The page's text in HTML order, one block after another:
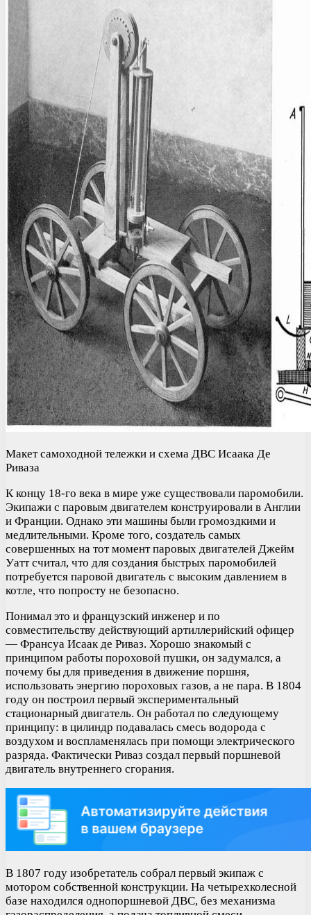
Макет самоходной тележки и схема ДВС Исаака Де
Риваза
К концу 18-го века в мире уже существовали паромобили.
Экипажи с паровым двигателем конструировали в Англии
и Франции. Однако эти машины были громоздкими и
медлительными. Кроме того, создатель самых
совершенных на тот момент паровых двигателей Джейм
Уатт считал, что для создания быстрых паромобилей
потребуется паровой двигатель с высоким давлением в
котле, что попросту не безопасно.
Понимал это и французский инженер и по
совместительству действующий артиллерийский офицер
— Франсуа Исаак де Риваз. Хорошо знакомый с
принципом работы пороховой пушки, он задумался, а
почему бы для приведения в движение поршня,
использовать энергию пороховых газов, а не пара. В 1804
году он построил первый экспериментальный
стационарный двигатель. Он работал по следующему
принципу: в цилиндр подавалась смесь водорода с
воздухом и воспламенялась при помощи электрического
разряда. Фактически Риваз создал первый поршневой
двигатель внутреннего сгорания.
В 1807 году изобретатель собрал первый экипаж с
мотором собственной конструкции. На четырехколесной
базе находился однопоршневой ДВС, без механизма